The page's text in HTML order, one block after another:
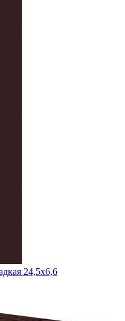
24,5x6,6